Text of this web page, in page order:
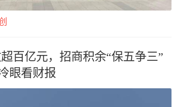
百亿元，招商积余“保五争三”
眼看财报